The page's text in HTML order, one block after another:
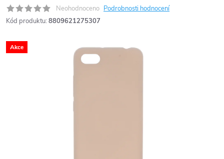
Neohodnoceno Podrobnosti hodnocení
Kód produktu: 8809621275307
Akce